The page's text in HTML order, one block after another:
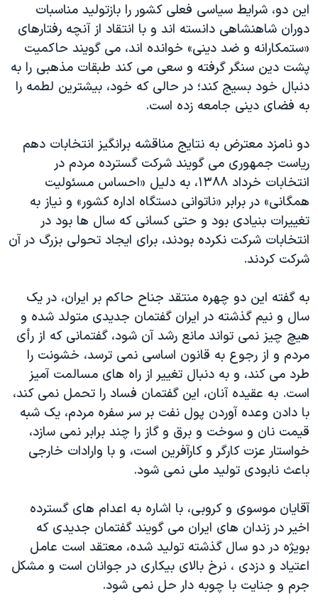
همایش محافظه‌کاران آمریکا «سی‌پک»
صفحه‌های ویژه
سفر پرزیدنت ترامپ به چین
این دو، شرایط سیاسی فعلی کشور را بازتولید مناسبات
دوران شاهنشاهی دانسته اند و با انتقاد از آنچه رفتارهای
«ستمکارانه و ضد دینی» خوانده اند، می گویند حاکمیت
پشت دین سنگر گرفته و سعی می کند طبقات مذهبی را به
دنبال خود بسیج کند؛ در حالی که خود، بیشترین لطمه را
به فضای دینی جامعه زده است.
دو نامزد معترض به نتایج مناقشه برانگیز انتخابات دهم
ریاست جمهوری می گویند شرکت گسترده مردم در
انتخابات خرداد ۱۳۸۸، به دلیل «احساس مسئولیت
همگانی» در برابر «ناتوانی دستگاه اداره کشور» و نیاز به
تغییرات بنیادی بود و حتی کسانی که سال ها بود در
انتخابات شرکت نکرده بودند، برای ایجاد تحولی بزرگ در آن
شرکت کردند.
به گفته این دو چهره منتقد جناح حاکم بر ایران، در یک
سال و نیم گذشته در ایران گفتمان جدیدی متولد شده و
هیچ چیز نمی تواند مانع رشد آن شود، گفتمانی که از رأی
مردم و از رجوع به قانون اساسی نمی ترسد، خشونت را
طرد می کند، و به دنبال تغییر از راه های مسالمت آمیز
است. به عقیده آنان، این گفتمان فساد را تحمل نمی کند،
با دادن وعده آوردن پول نفت بر سر سفره مردم، یک شبه
قیمت نان و سوخت و برق و گاز را چند برابر نمی سازد،
خواستار عزت کارگر و کارآفرین است، و با وارادات خارجی
باعث نابودی تولید ملی نمی شود.
آقایان موسوی و کروبی، با اشاره به اعدام های گسترده
اخیر در زندان های ایران می گویند گفتمان جدیدی که
بویژه در دو سال گذشته تولید شده، معتقد است عامل
اعتیاد و دزدی ، نرخ بالای بیکاری در جوانان است و مشکل
جرم و جنایت با چوبه دار حل نمی شود.